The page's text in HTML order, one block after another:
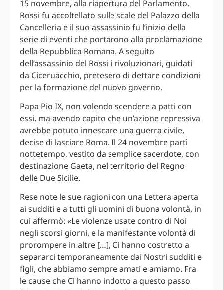
15 novembre, alla riapertura del Parlamento,
Rossi fu accoltellato sulle scale del Palazzo della
Cancelleria e il suo assassinio fu l’inizio della
serie di eventi che portarono alla proclamazione
della Repubblica Romana. A seguito
dell’assassinio del Rossi i rivoluzionari, guidati
da Ciceruacchio, pretesero di dettare condizioni
per la formazione del nuovo governo.
Papa Pio IX, non volendo scendere a patti con
essi, ma avendo capito che un’azione repressiva
avrebbe potuto innescare una guerra civile,
decise di lasciare Roma. Il 24 novembre partì
nottetempo, vestito da semplice sacerdote, con
destinazione Gaeta, nel territorio del Regno
delle Due Sicilie.
Rese note le sue ragioni con una Lettera aperta
ai sudditi e a tutti gli uomini di buona volontà, in
cui affermò: «Le violenze usate contro di Noi
negli scorsi giorni, e la manifestante volontà di
prorompere in altre […], Ci hanno costretto a
separarci temporaneamente dai Nostri sudditi e
figli, che abbiamo sempre amati e amiamo. Fra
le cause che Ci hanno indotto a questo passo